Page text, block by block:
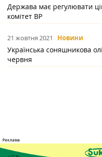
Держава має регулювати
комітет ВР
21 жовтня 2021 Новини
Українська соняшникова
червня